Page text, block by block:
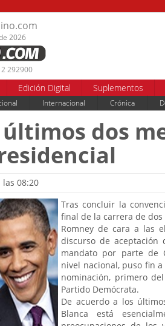
2026
292900
Edición Digital Suplementos
Internacional Crónica
dos
las 08:20
Tras concluir la
final de la carrera de
Romney de cara a las
discurso de aceptación
mandato por parte de
nivel nacional, puso fin
nominación, primero
Partido Demócrata.
De acuerdo a los
Blanca está